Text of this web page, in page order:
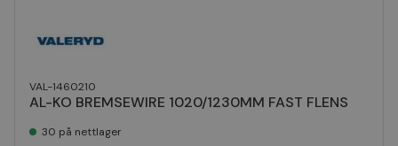
VAL-1460210
AL-KO BREMSEWIRE 1020/1230MM FAST FLENS
30 på nettlager